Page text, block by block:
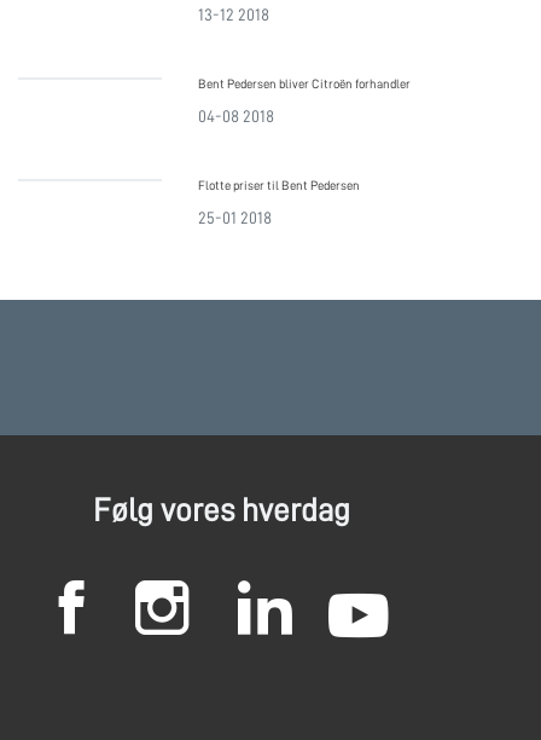
13-12 2018
Bent Pedersen bliver Citroën forhandler
04-08 2018
Flotte priser til Bent Pedersen
25-01 2018
Følg vores hverdag